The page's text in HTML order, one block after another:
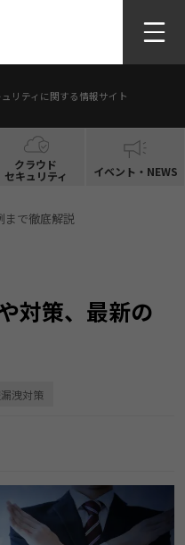
リティに関する情報サイト
クラウド
セキュリティ イベント・NEWS
まで徹底解説
対策、最新の
洩対策